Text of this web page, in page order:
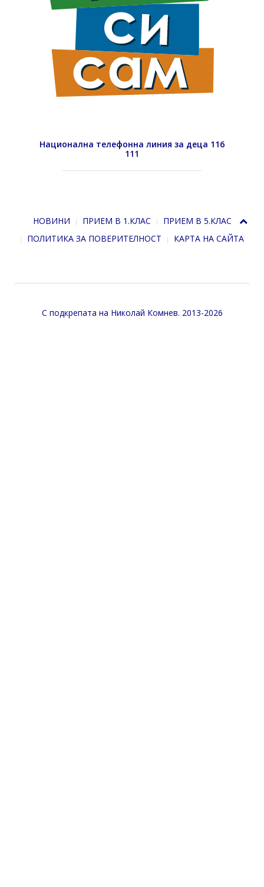
Национална телефонна линия за деца 116
111
НОВИНИ ПРИЕМ В 1.КЛАС
ПРИЕМ В 5.КЛАС
ПОЛИТИКА ЗА ПОВЕРИТЕЛНОСТ
КАРТА НА САЙТА
С подкрепата на Николай Комнев. 2013-2026